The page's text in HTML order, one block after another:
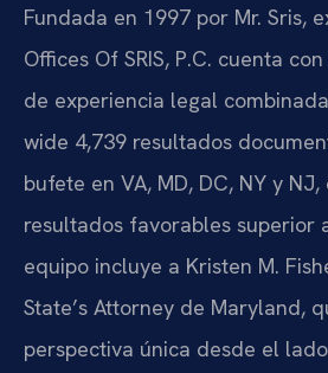
Fundada en 1997 por Mr. Sris,
Offices Of SRIS, P.C. cuenta
de experiencia legal
wide 4,739 resultados
bufete en VA, MD, DC, NY y
resultados favorables superior
equipo incluye a Kristen M.
State’s Attorney de Maryland,
perspectiva única desde el